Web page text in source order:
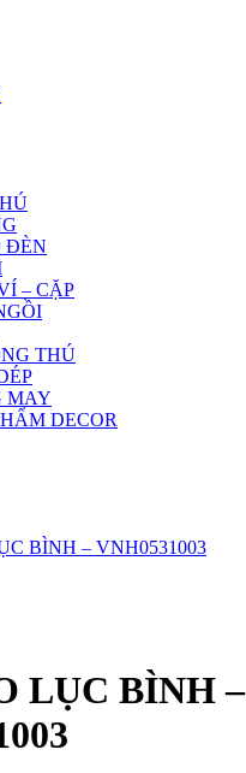
ĐÈN
– CẶP
THÚ
MAY
DECOR
BÌNH – VNH0531003
LỤC BÌNH –